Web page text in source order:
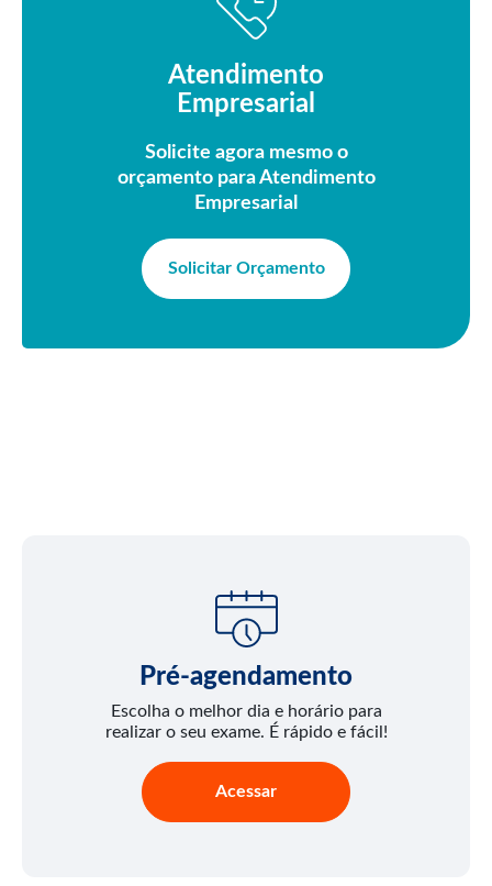
Atendimento
Empresarial
Solicite agora mesmo o
orçamento para Atendimento
Empresarial
Solicitar Orçamento
Pré-agendamento
Escolha o melhor dia e horário para
realizar o seu exame. É rápido e fácil!
Acessar